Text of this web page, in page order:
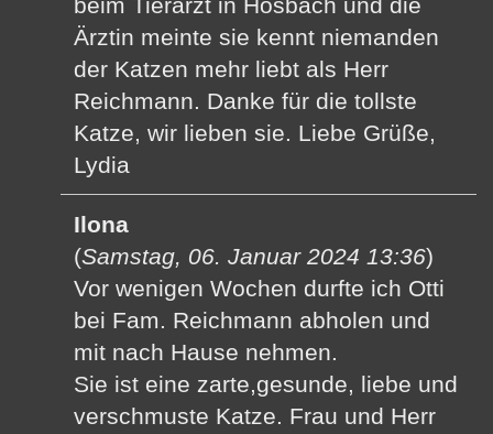
beim Tierarzt in Hösbach und die
Ärztin meinte sie kennt niemanden
der Katzen mehr liebt als Herr
Reichmann. Danke für die tollste
Katze, wir lieben sie. Liebe Grüße,
Lydia
Ilona
(Samstag, 06. Januar 2024 13:36)
Vor wenigen Wochen durfte ich Otti
bei Fam. Reichmann abholen und
mit nach Hause nehmen.
Sie ist eine zarte,gesunde, liebe und
verschmuste Katze. Frau und Herr